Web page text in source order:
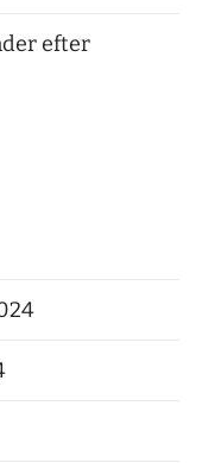
efter